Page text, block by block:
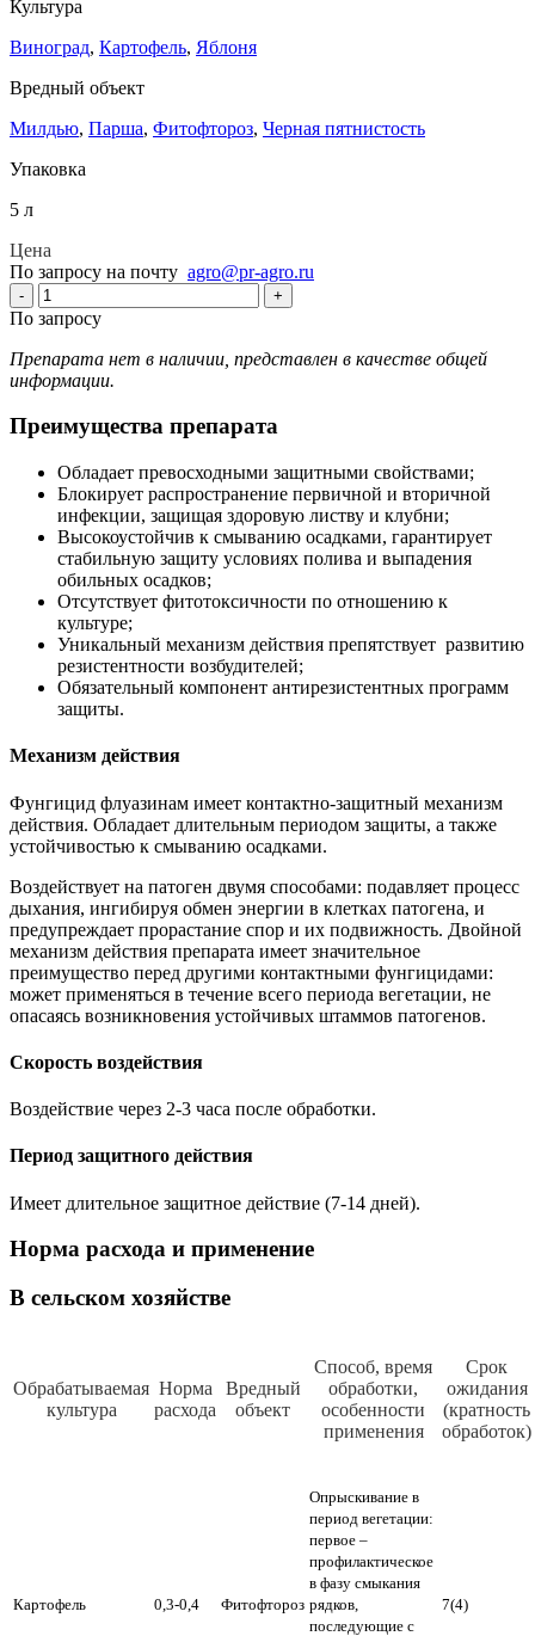
Культура
Виноград, Картофель, Яблоня
Вредный объект
Милдью, Парша, Фитофтороз, Черная пятнистость
Упаковка
5 л
Цена
По запросу на почту agro@pr-agro.ru
- +
По запросу
Препарата нет в наличии, представлен в качестве общей
информации.
Преимущества препарата
Обладает превосходными защитными свойствами;
Блокирует распространение первичной и вторичной
инфекции, защищая здоровую листву и клубни;
Высокоустойчив к смыванию осадками, гарантирует
стабильную защиту условиях полива и выпадения
обильных осадков;
Отсутствует фитотоксичности по отношению к
культуре;
Уникальный механизм действия препятствует развитию
резистентности возбудителей;
Обязательный компонент антирезистентных программ
защиты.
Механизм действия
Фунгицид флуазинам имеет контактно-защитный механизм
действия. Обладает длительным периодом защиты, а также
устойчивостью к смыванию осадками.
Воздействует на патоген двумя способами: подавляет процесс
дыхания, ингибируя обмен энергии в клетках патогена, и
предупреждает прорастание спор и их подвижность. Двойной
механизм действия препарата имеет значительное
преимущество перед другими контактными фунгицидами:
может применяться в течение всего периода вегетации, не
опасаясь возникновения устойчивых штаммов патогенов.
Скорость воздействия
Воздействие через 2-3 часа после обработки.
Период защитного действия
Имеет длительное защитное действие (7-14 дней).
Норма расхода и применение
В сельском хозяйстве
Обрабатываемая
культура
Норма
расхода
Вредный
объект
Способ, время
обработки,
особенности
применения
Срок
ожидания
(кратность
обработок)
Картофель 0,3-0,4 Фитофтороз
Опрыскивание в
период вегетации:
первое –
профилактическое
в фазу смыкания
рядков,
последующие с
7(4)